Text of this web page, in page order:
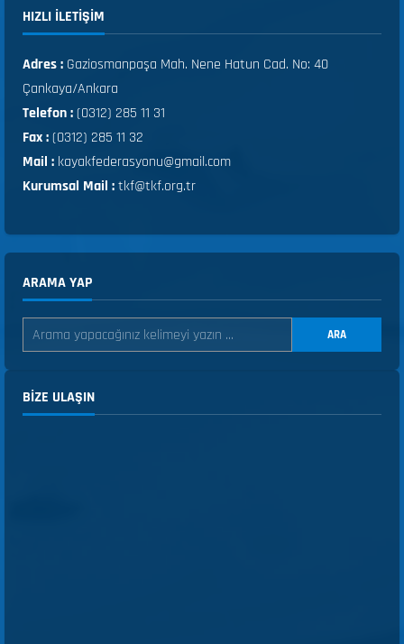
HIZLI ILETIŞIM
Adres : Gaziosmanpaşa Mah. Nene Hatun Cad. No: 40
Çankaya/Ankara
Telefon :(0312) 285 11 31
Fax :(0312) 285 11 32
Mail : kayakfederasyonu@gmail.com
Kurumsal Mail :tkf@tkf.org.tr
ARAMA YAP
ARA
BIZE ULAŞIN